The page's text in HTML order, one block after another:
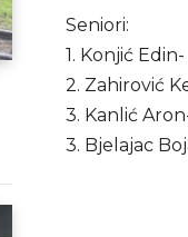
Seniori:
1. Konjić
2. Zahirović
3. Kanlić
3. Bjelajac